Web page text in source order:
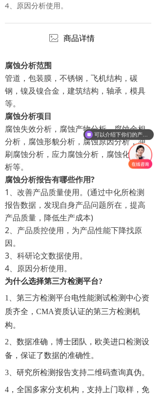
4、原因分析使用。
商品详情
腐蚀分析范围
管道，包装膜，不锈钢，飞机结构，碳
钢，镍及镍合金，建筑结构，轴承，模具
等。
腐蚀分析项目
腐蚀失效分析，腐蚀产物分析，腐蚀金相
分析，腐蚀形貌分析，腐蚀原因分析，冲
刷腐蚀分析，应力腐蚀分析，腐蚀化学分
析等。
腐蚀分析报告有哪些作用?
1、改善产品质量使用。(通过中化所检测
报告数据，发现自身产品问题所在，提高
产品质量，降低生产成本)
2、产品质控使用，为产品性能下降找原
因。
3、科研论文数据使用。
4、原因分析使用。
为什么选择第三方检测平台?
1、 第三方检测平台电性能测试检测中心资
质齐全， CMA资质认证的第三方检测机
构。
2、数据准确，博士团队，欧美进口检测设
备，保证了数据的准确性。
3、研究所检测报告支持二维码查询真伪。
4，全国多家分支机构，支持上门取样，免
ꂈ
可以介绍下你们的产品么